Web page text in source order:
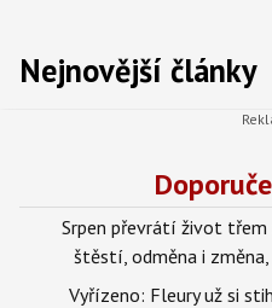
Nejnovější články
Srpen převrátí život třem
štěstí, odměna i
Vyřízeno: Fleury už si